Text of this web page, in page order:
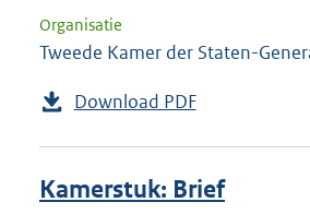
Organisatie
Tweede Kamer der Staten-
Download PDF
Kamerstuk: Brief